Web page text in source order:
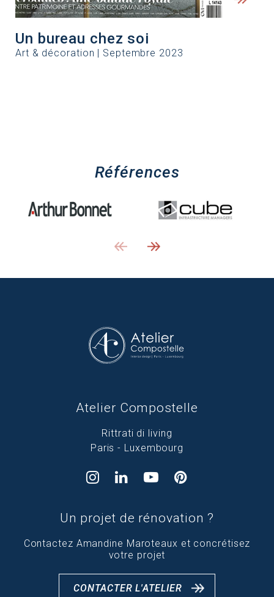
Un bureau chez soi
Art & décoration | Septembre 2023
Références
Atelier Compostelle
Rittrati di living
Paris - Luxembourg
Un projet de rénovation ?
Contactez Amandine Maroteaux et concrétisez
votre projet
CONTACTER L'ATELIER